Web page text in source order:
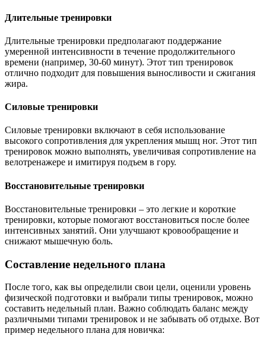
Длительные тренировки
Длительные тренировки предполагают поддержание
умеренной интенсивности в течение продолжительного
времени (например, 30-60 минут). Этот тип тренировок
отлично подходит для повышения выносливости и сжигания
жира.
Силовые тренировки
Силовые тренировки включают в себя использование
высокого сопротивления для укрепления мышц ног. Этот тип
тренировок можно выполнять, увеличивая сопротивление на
велотренажере и имитируя подъем в гору.
Восстановительные тренировки
Восстановительные тренировки – это легкие и короткие
тренировки, которые помогают восстановиться после более
интенсивных занятий. Они улучшают кровообращение и
снижают мышечную боль.
Составление недельного плана
После того, как вы определили свои цели, оценили уровень
физической подготовки и выбрали типы тренировок, можно
составить недельный план. Важно соблюдать баланс между
различными типами тренировок и не забывать об отдыхе. Вот
пример недельного плана для новичка: